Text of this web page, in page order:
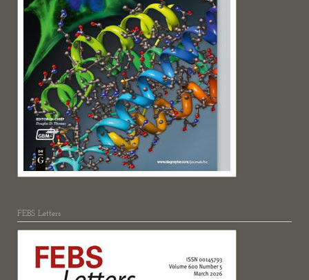
FEBS Letters